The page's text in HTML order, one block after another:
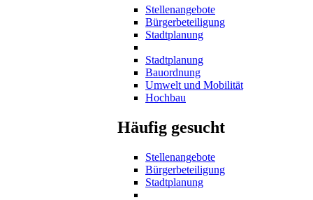
Stellenangebote
Bürgerbeteiligung
Stadtplanung
Stadtplanung
Bauordnung
Umwelt und Mobilität
Hochbau
Häufig gesucht
Stellenangebote
Bürgerbeteiligung
Stadtplanung